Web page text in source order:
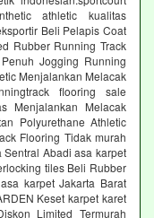
athletic kualitas
Beli Pelapis Coat
Rubber Running Track
Jogging Running
Menjalankan Melacak
flooring sale
Menjalankan Melacak
Polyurethane Athletic
Flooring Tidak murah
Abadi asa karpet
tiles Beli Rubber
karpet Jakarta Barat
Keset karpet karet
Limited Termurah